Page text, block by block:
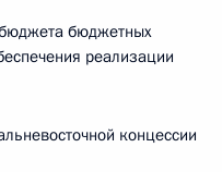
бюджетных
реализации
концессии